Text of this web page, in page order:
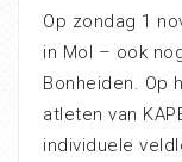
Op zondag 1
in Mol – ook
Bonheiden. Op
atleten van
individuele